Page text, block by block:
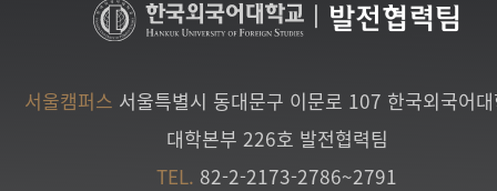
발전협력팀
서울캠퍼스 서울특별시 동대문구 이문로 107 한국외국어
대학본부 226호 발전협력팀
TEL. 82-2-2173-2786~2791